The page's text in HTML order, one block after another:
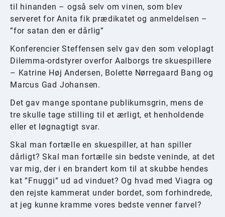
til hinanden – også selv om vinen, som blev
serveret for Anita fik prædikatet og anmeldelsen –
”for satan den er dårlig”
Konferencier Steffensen selv gav den som veloplagt
Dilemma-ordstyrer overfor Aalborgs tre skuespillere
– Katrine Høj Andersen, Bolette Nørregaard Bang og
Marcus Gad Johansen.
Det gav mange spontane publikumsgrin, mens de
tre skulle tage stilling til et ærligt, et henholdende
eller et løgnagtigt svar.
Skal man fortælle en skuespiller, at han spiller
dårligt? Skal man fortælle sin bedste veninde, at det
var mig, der i en brandert kom til at skubbe hendes
kat ”Fnuggi” ud ad vinduet? Og hvad med Viagra og
den rejste kammerat under bordet, som forhindrede,
at jeg kunne kramme vores bedste venner farvel?